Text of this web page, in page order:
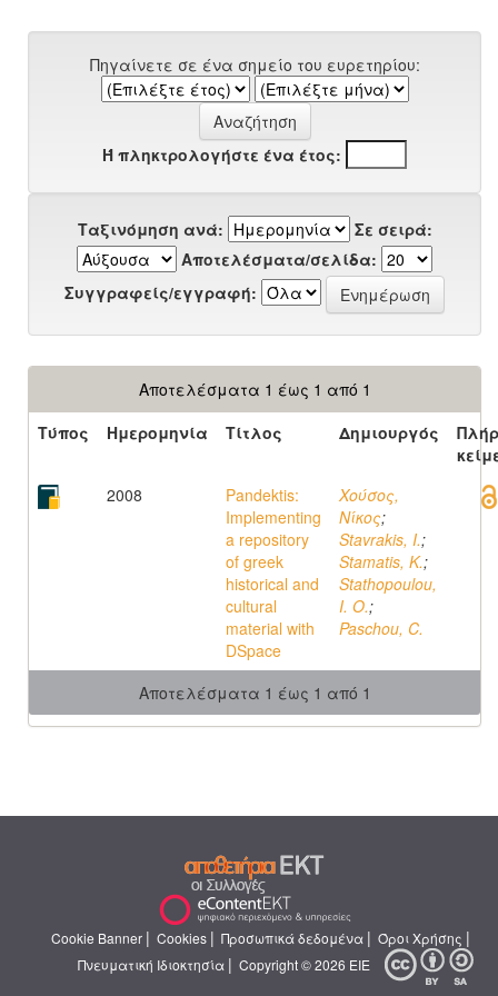
Πηγαίνετε σε ένα σημείο του ευρετηρίου:
Ή πληκτρολογήστε ένα έτος:
Ταξινόμηση ανά:
Σε σειρά:
Αποτελέσματα/σελίδα:
Συγγραφείς/εγγραφή:
Αποτελέσματα 1 έως 1 από 1
Τύπος
Ημερομηνία Τίτλος Δημιουργός
2008
Pandektis:
Implementing
a repository
of greek
historical and
cultural
material with
DSpace
Χούσος,
Νίκος;
Stavrakis, I.;
Stamatis, K.;
Stathopoulou,
I. O.;
Paschou, C.
Αποτελέσματα 1 έως 1 από 1
Cookie Banner | Cookies | Προσωπικά δεδομένα | Όροι Χρήσης |
Πνευματική Ιδιοκτησία | Copyright © 2026 ΕΙΕ